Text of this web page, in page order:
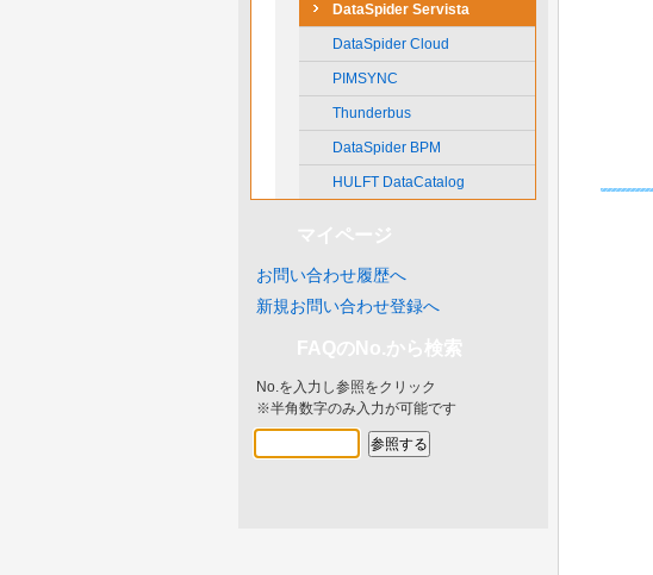
DataSpider Servista
DataSpider Cloud
PIMSYNC
Thunderbus
DataSpider BPM
HULFT DataCatalog
お問い合わせ履歴へ
新規お問い合わせ登録へ
No.を入力し参照をクリック
※半角数字のみ入力が可能です